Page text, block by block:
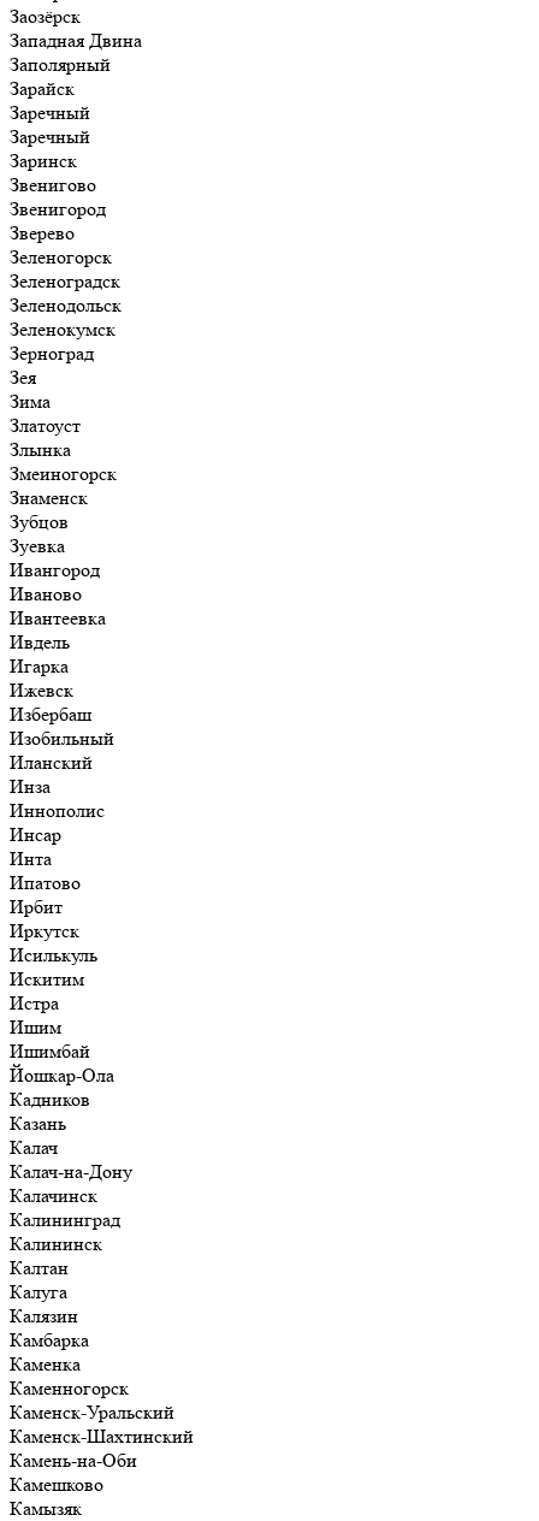
Заозёрск
Западная Двина
Заполярный
Зарайск
Заречный
Заречный
Заринск
Звенигово
Звенигород
Зверево
Зеленогорск
Зеленоградск
Зеленодольск
Зеленокумск
Зерноград
Зея
Зима
Златоуст
Злынка
Змеиногорск
Знаменск
Зубцов
Зуевка
Ивангород
Иваново
Ивантеевка
Ивдель
Игарка
Ижевск
Избербаш
Изобильный
Иланский
Инза
Иннополис
Инсар
Инта
Ипатово
Ирбит
Иркутск
Исилькуль
Искитим
Истра
Ишим
Ишимбай
Йошкар-Ола
Кадников
Казань
Калач
Калач-на-Дону
Калачинск
Калининград
Калининск
Калтан
Калуга
Калязин
Камбарка
Каменка
Каменногорск
Каменск-Уральский
Каменск-Шахтинский
Камень-на-Оби
Камешково
Камызяк